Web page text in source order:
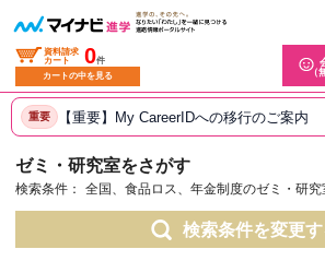
資料請求
カート
0件
カートの中を見る
（
重要 【重要】My CareerIDへの移行のご案内
ゼミ・研究室をさがす
検索条件： 全国、食品ロス、年金制度のゼミ・研究
検索条件を変更す